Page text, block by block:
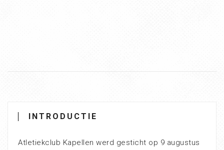
INTRODUCTIE
Atletiekclub Kapellen werd gesticht op 9 augustus